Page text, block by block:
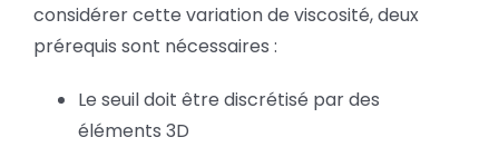
considérer cette variation de viscosité, deux
prérequis sont nécessaires :
Le seuil doit être discrétisé par des
éléments 3D